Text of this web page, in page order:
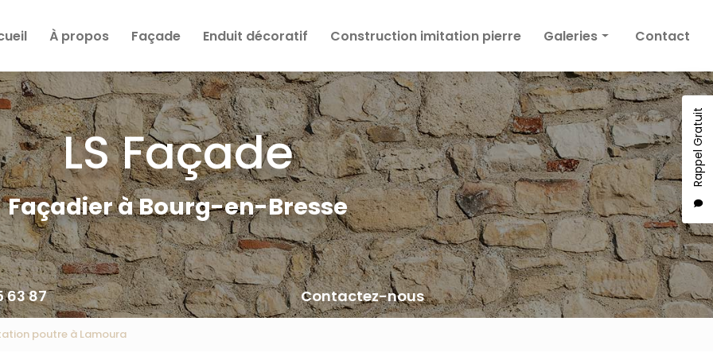
Rappel Gratuit
À propos Façade Enduit décoratif Construction imitation pierre Galeries
Façade
Enduit décoratif
Construction imitation pierre
Contact
LS Façade
Façadier à Bourg-en-Bresse
63 87 Contactez-nous
poutre à Lamoura